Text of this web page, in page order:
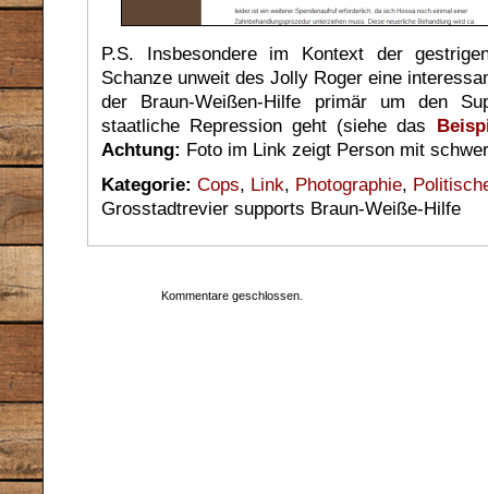
P.S. Insbesondere im Kontext der
Schanze unweit des Jolly Roger eine
der Braun-Weißen-Hilfe primär um den
staatliche Repression geht (siehe das
Achtung: Foto im Link zeigt Person mit
Kategorie: Cops, Link, Photographie,
Grosstadtrevier supports Braun-Weiße-Hilfe
Kommentare geschlossen.